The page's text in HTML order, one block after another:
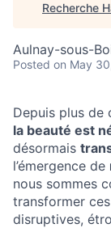
Recherche
Aulnay-sous-
Posted on May
Depuis plus de
la beauté est
désormais
l’émergence de
nous sommes
transformer
disruptives,